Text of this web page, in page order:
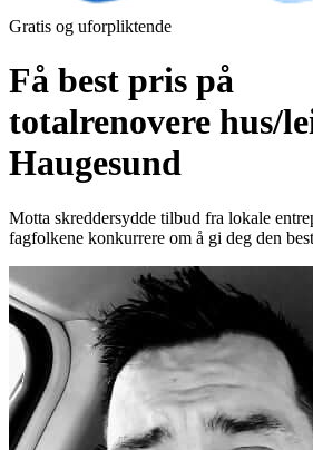
Gratis og uforpliktende
Få best pris på
totalrenovere hus/
Haugesund
Motta skreddersydde tilbud fra lokale
fagfolkene konkurrere om å gi deg den